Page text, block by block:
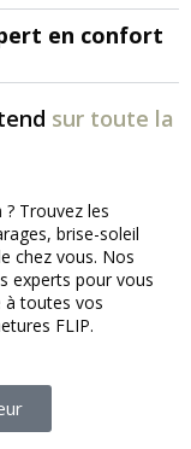
en confort
sur toute la
Trouvez les
brise-soleil
chez vous. Nos
experts pour vous
à toutes vos
FLIP.